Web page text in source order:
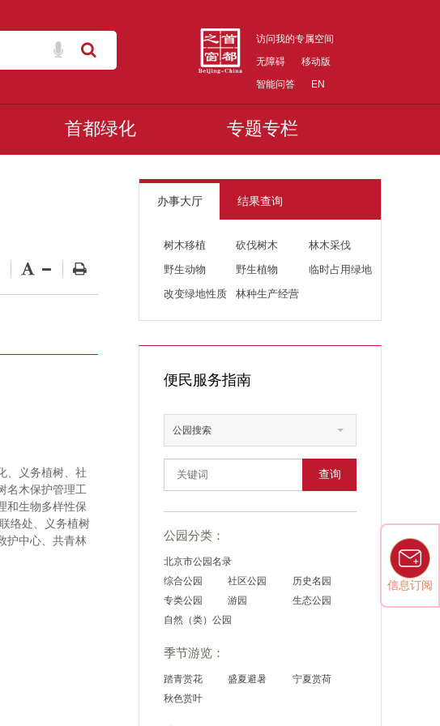
信息订阅
访问我的专属空间
无障碍
移动版
智能问答
EN
首都绿化 专题专栏
、义务植树、社
名木保护管理工
和生物多样性保
络处、义务植树
护中心、共青林
办事大厅 结果查询
树木移植 砍伐树木
林木采伐
野生动物
野生植物
临时占用绿地
改变绿地性质
林种生产经营
便民服务指南
公园搜索
查询
公园分类：
北京市公园名录
综合公园
社区公园
历史名园
专类公园
游园
生态公园
自然（类）公园
季节游览：
踏青赏花 盛夏避暑
宁夏赏荷
秋色赏叶